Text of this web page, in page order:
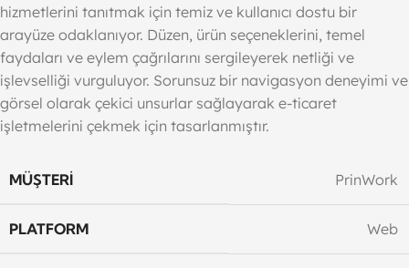
hizmetlerini tanıtmak için temiz ve kullanıcı dostu bir
arayüze odaklanıyor. Düzen, ürün seçeneklerini, temel
faydaları ve eylem çağrılarını sergileyerek netliği ve
işlevselliği vurguluyor. Sorunsuz bir navigasyon deneyimi ve
görsel olarak çekici unsurlar sağlayarak e-ticaret
işletmelerini çekmek için tasarlanmıştır.
MÜŞTERI PrinWork
PLATFORM Web